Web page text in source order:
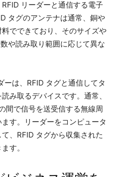
リーダーと通信する電子
タグのアンテナは通常、銅や
でできており、そのサイズや
や読み取り範囲に応じて異な
ーは、RFID タグと通信してタ
み取るデバイスです。通常、
間で信号を送受信する無線周
す。リーダーをコンピュータ
、RFID タグから収集された
す。